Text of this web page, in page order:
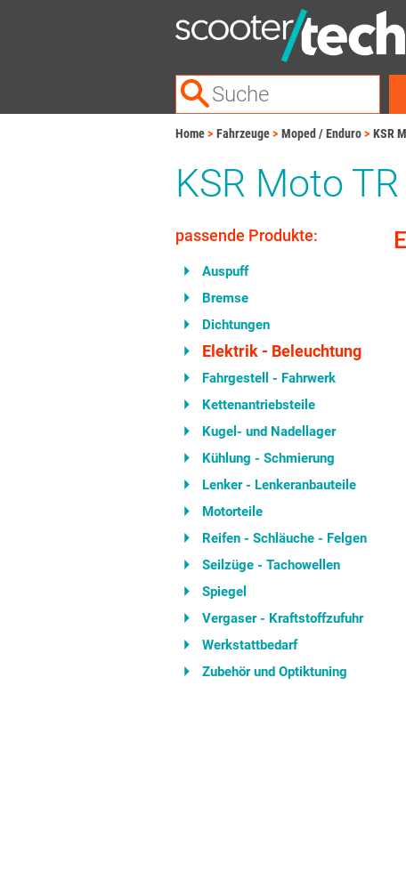
Home Fahrzeuge Moped / Enduro KSR
KSR Moto
passende Produkte:
Auspuff
Bremse
Dichtungen
Elektrik - Beleuchtung
Fahrgestell - Fahrwerk
Kettenantriebsteile
Kugel- und Nadellager
Kühlung - Schmierung
Lenker - Lenkeranbauteile
Motorteile
Reifen - Schläuche - Felgen
Seilzüge - Tachowellen
Spiegel
Vergaser - Kraftstoffzufuhr
Werkstattbedarf
Zubehör und Optiktuning